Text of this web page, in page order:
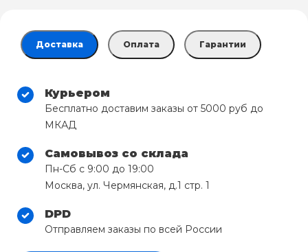
Доставка Оплата Гарантии
Курьером
Бесплатно доставим заказы от 5000 руб до
МКАД
Самовывоз со склада
Пн-Сб с 9:00 до 19:00
Москва, ул. Чермянская, д.1 стр. 1
DPD
Отправляем заказы по всей России